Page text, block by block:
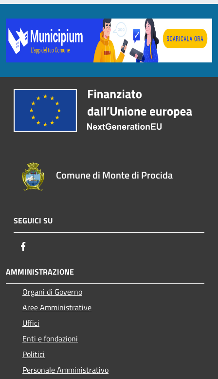
Comune di Monte di Procida
SEGUICI SU
AMMINISTRAZIONE
Organi di Governo
Aree Amministrative
Uffici
Enti e fondazioni
Politici
Personale Amministrativo